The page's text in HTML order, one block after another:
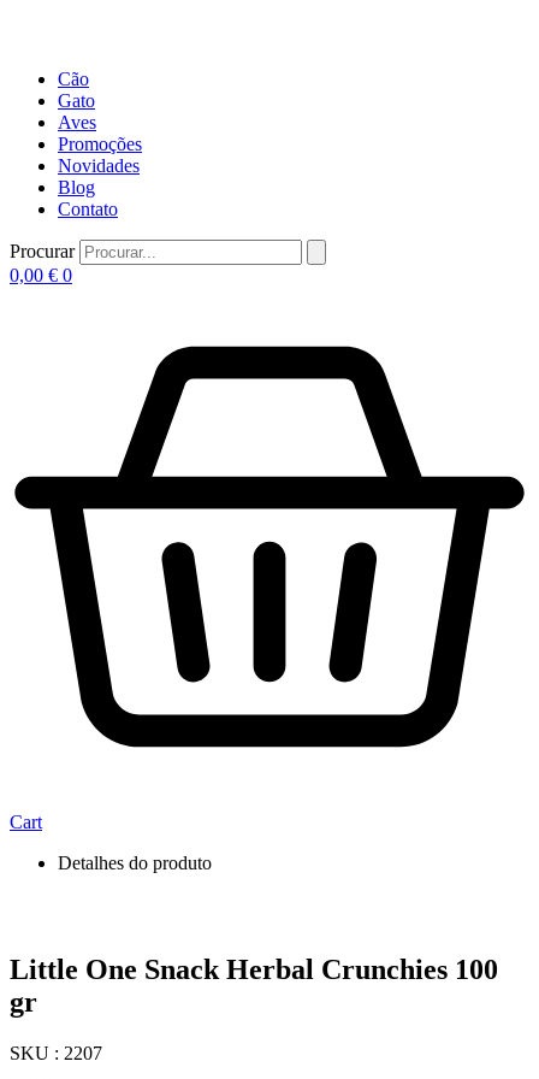
Cão
Gato
Aves
Promoções
Novidades
Blog
Contato
Procurar
0,00 € 0
Cart
Detalhes do produto
Little One Snack Herbal Crunchies 100
gr
SKU : 2207